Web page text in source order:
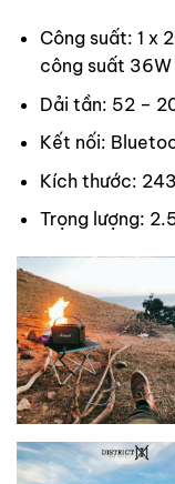
Công suất: 1 x
công suất 36W
Dải tần: 52 –
Kết nối:
Kích thước:
Trọng lượng: